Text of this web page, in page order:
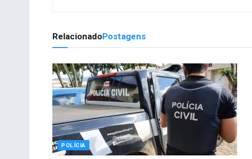
RelacionadoPostagens
POLÍCIA